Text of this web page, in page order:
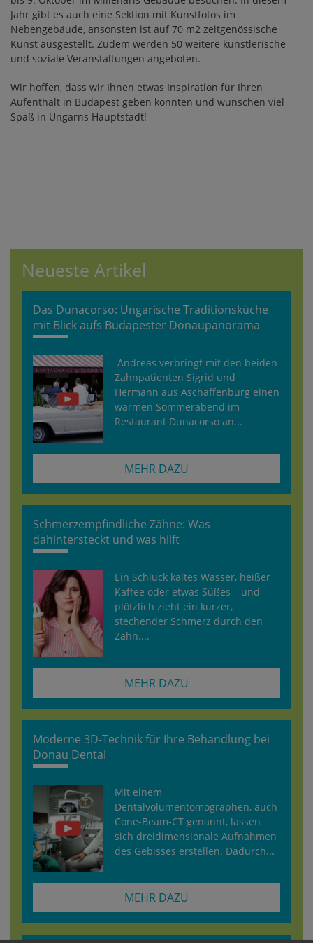
Jahr gibt es auch eine Sektion mit Kunstfotos im
Nebengebäude, ansonsten ist auf 70 m2 zeitgenössische
Kunst ausgestellt. Zudem werden 50 weitere künstlerische
und soziale Veranstaltungen angeboten.
Wir hoffen, dass wir Ihnen etwas Inspiration für Ihren
Aufenthalt in Budapest geben konnten und wünschen viel
Spaß in Ungarns Hauptstadt!
Neueste Artikel
Das Dunacorso: Ungarische Traditionsküche
mit Blick aufs Budapester Donaupanorama
Andreas verbringt mit den beiden
Zahnpatienten Sigrid und
Hermann aus Aschaffenburg einen
warmen Sommerabend im
Restaurant Dunacorso an...
MEHR DAZU
Schmerzempfindliche Zähne: Was
dahintersteckt und was hilft
Ein Schluck kaltes Wasser, heißer
Kaffee oder etwas Süßes – und
plötzlich zieht ein kurzer,
stechender Schmerz durch den
Zahn....
MEHR DAZU
Moderne 3D-Technik für Ihre Behandlung bei
Donau Dental
Mit einem
Dentalvolumentomographen, auch
Cone-Beam-CT genannt, lassen
sich dreidimensionale Aufnahmen
des Gebisses erstellen. Dadurch...
MEHR DAZU